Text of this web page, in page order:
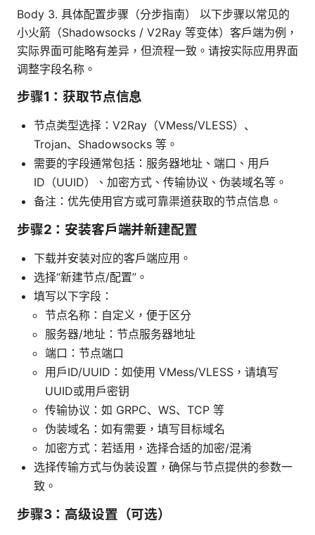
Body 3. 具体配置步骤（分步指南） 以下步骤以常见的
小火箭（Shadowsocks / V2Ray 等变体）客户端为例，
实际界面可能略有差异，但流程一致。请按实际应用界面
调整字段名称。
步骤1：获取节点信息
节点类型选择：V2Ray（VMess/VLESS）、
Trojan、Shadowsocks 等。
需要的字段通常包括：服务器地址、端口、用户
ID（UUID）、加密方式、传输协议、伪装域名等。
备注：优先使用官方或可靠渠道获取的节点信息。
步骤2：安装客户端并新建配置
下载并安装对应的客户端应用。
选择“新建节点/配置”。
填写以下字段：
节点名称：自定义，便于区分
服务器/地址：节点服务器地址
端口：节点端口
用户ID/UUID：如使用 VMess/VLESS，请填写
UUID或用户密钥
传输协议：如 GRPC、WS、TCP 等
伪装域名：如有需要，填写目标域名
加密方式：若适用，选择合适的加密/混淆
选择传输方式与伪装设置，确保与节点提供的参数一
致。
步骤3：高级设置（可选）